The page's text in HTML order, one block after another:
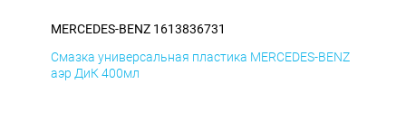
MERCEDES-BENZ 1613836731
Смазка универсальная пластика MERCEDES-BENZ
аэр ДиК 400мл